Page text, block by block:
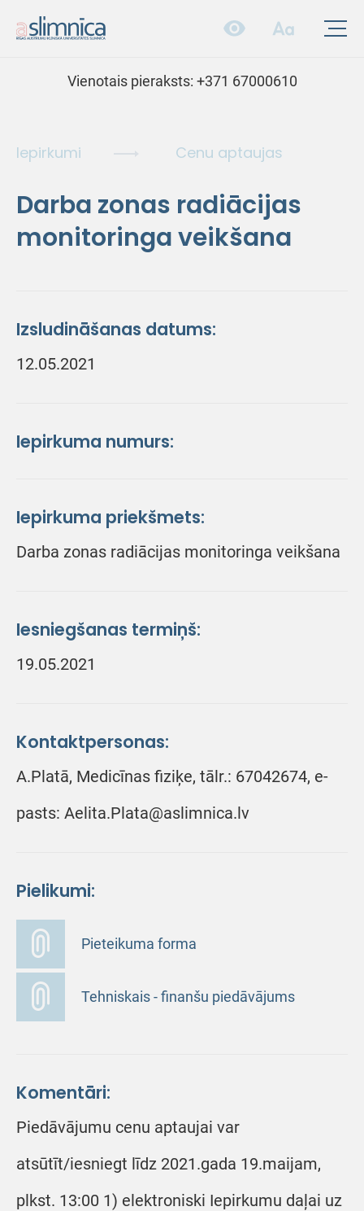
Vienotais pieraksts: +371 67000610
Iepirkumi Cenu aptaujas
Darba zonas radiācijas
monitoringa veikšana
Izsludināšanas datums:
12.05.2021
Iepirkuma numurs:
Iepirkuma priekšmets:
Darba zonas radiācijas monitoringa veikšana
Iesniegšanas termiņš:
19.05.2021
Kontaktpersonas:
A.Platā, Medicīnas fiziķe, tālr.: 67042674, e-
pasts: Aelita.Plata@aslimnica.lv
Pielikumi:
Pieteikuma forma
Tehniskais - finanšu piedāvājums
Komentāri:
Piedāvājumu cenu aptaujai var
atsūtīt/iesniegt līdz 2021.gada 19.maijam,
plkst. 13:00 1) elektroniski Iepirkumu daļai uz